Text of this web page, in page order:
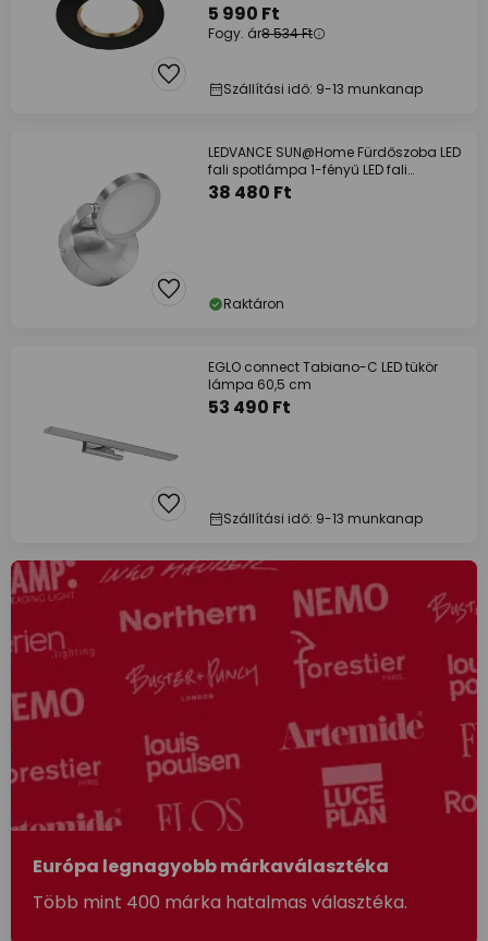
5 990 Ft
Fogy. ár8 534 Ft
Szállítási idő: 9-13 munkanap
LEDVANCE SUN@Home Fürdőszoba LED
fali spotlámpa 1-fényű LED fali
spotlámpa
38 480 Ft
Raktáron
EGLO connect Tabiano-C LED tükör
lámpa 60,5 cm
53 490 Ft
Szállítási idő: 9-13 munkanap
Európa legnagyobb márkaválasztéka
Több mint 400 márka hatalmas választéka.